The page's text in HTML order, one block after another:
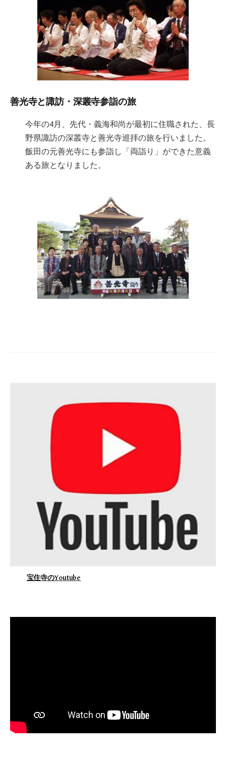
善光寺と諏訪・深叢寺参詣の旅
今年の4月、先代・義海和尚が最初に住職された、長
野県諏訪の深叢寺と善光寺巡拝の旅を行いました。
飯田の元善光寺にも参詣し「両詣り」ができた意義
ある旅となりました。
宝住寺のYoutube